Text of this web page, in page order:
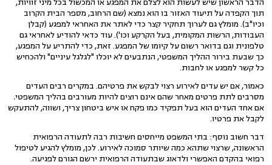
הדבר הראשון שיש לעשות הוא לצלם את המפגע או המכשול בכל מיני זוויות,
תוך הקפדה על תיעוד האזור בו הוא נמצא (שם הרחוב, מספר הבית הקרוב
וכיו"ב). מומלץ גם לערוך תחקיר קצר כדי לאתר את האחראי למפגע (קבלן
העבודות, הרשות המקומית, בעל הקרקע וכו'). עוד כדאי להודיע לאחראי גם
טלפונית וגם בדואר רשום על קיומו של המפגע. זאת, כדי להתריע על המפגע,
כך שבעת בירור ההליך המשפטי, הנתבעים לא יוכלו "לגלגל עיניים" ולהכחיש
כל קשר למפגע או לחבות.
כאמור, אם יש עדים לאירוע רצוי לבקש את פרטיהם. במקרים רבים העדים
מסרבים לתת פרטים מאחר שהם אינם רוצים להיות מעורבים בהליך המשפטי.
אם אחד העדים הוא בעל תפקיד כמו פקח או איש ביטחון צריך, ושווה, להתעקש
לקבל את פרטיו.
דבר חשוב נוסף: בתי המשפט מייחסים חשיבות רבה לתעודה הרפואית
הראשונה, שרצוי שתהא כמה שיותר סמוכה לאירוע. לכן, מומלץ להגיע לטיפול
רפואי בהקדם האפשרי ולדאוג שבתעודה הרפואית ירשם הגורם לפגיעה.